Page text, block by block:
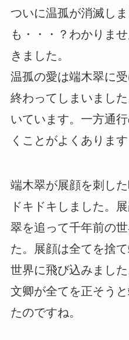
ついに温孤が消滅し
も・・・？わかりま
きました。
温孤の愛は端木翠に
終わってしまいまし
いています。一方通
くことがよくあります
端木翠が展顔を刺し
ドキドキしました。
翠を追って千年前の
た。展顔は全てを捨
世界に飛び込みまし
文卿が全てを正そう
たのですね。